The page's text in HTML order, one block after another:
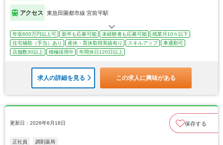
アクセス 東急田園都市線 宮前平駅
年収600万円以上可 新卒も応募可能 未経験者も応募可能
残業月10ｈ以下
住宅補助（手当）あり
産休・育休取得実績有り スキルアップ
車通勤可
店舗数30以上
積極採用中 年間休日120日以上
求人の詳細を見る この求人に興味がある
更新日：2026年6月18日 保存する
正社員 調剤薬局